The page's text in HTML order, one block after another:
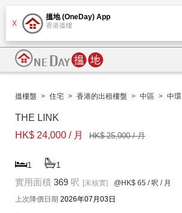
X
搵地 (OneDay) App
香港搵樓
搵樓盤 > 住宅 > 香港的出租樓盤 > 中區 > 中環
THE LINK
HK$ 24,000 / 月
HK$ 25,000 / 月
1 1
實用面積 369 呎 [未核實] @HK$ 65 / 呎 / 月
上次降價日期 2026年07月03日